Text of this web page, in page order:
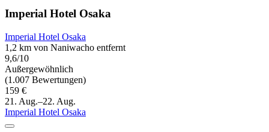
Imperial Hotel Osaka
Imperial Hotel Osaka
1,2 km von Naniwacho entfernt
9,6/10
Außergewöhnlich
(1.007 Bewertungen)
159 €
21. Aug.–22. Aug.
Imperial Hotel Osaka